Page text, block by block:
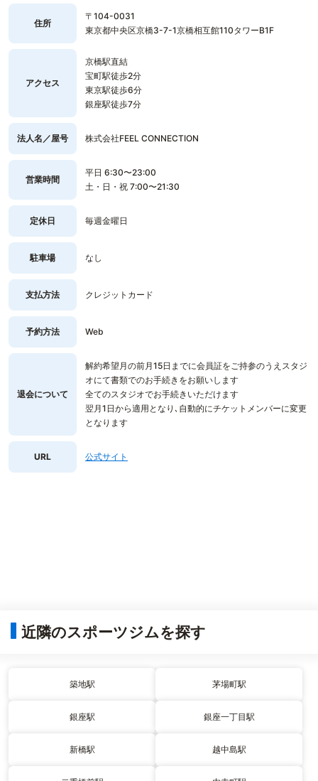
住所
〒104-0031
東京都中央区京橋3-7-1京橋相互館110タワーB1F
アクセス
京橋駅直結
宝町駅徒歩2分
東京駅徒歩6分
銀座駅徒歩7分
法人名／屋号 株式会社FEEL CONNECTION
営業時間
平日 6:30〜23:00
土・日・祝 7:00〜21:30
定休日 毎週金曜日
駐車場 なし
支払方法 クレジットカード
予約方法 Web
退会について
解約希望月の前月15日までに会員証をご持参のうえスタジ
オにて書類でのお手続きをお願いします
全てのスタジオでお手続きいただけます
翌月1日から適用となり､自動的にチケットメンバーに変更
となります
URL 公式サイト
近隣のスポーツジムを探す
築地駅 茅場町駅
銀座駅 銀座一丁目駅
新橋駅 越中島駅